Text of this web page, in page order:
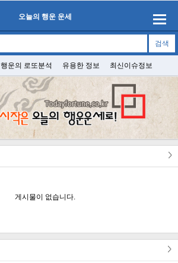
오늘의 행운 운세
행운의 로또분석 유용한 정보 최신이슈정보
게시물이 없습니다.